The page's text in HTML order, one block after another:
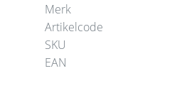
Merk
Artikelcode
SKU
EAN